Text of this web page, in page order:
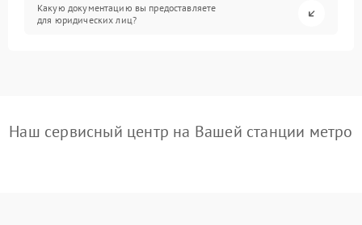
Какую документацию вы предоставляете
для юридических лиц?
Наш сервисный центр на Вашей станции метро